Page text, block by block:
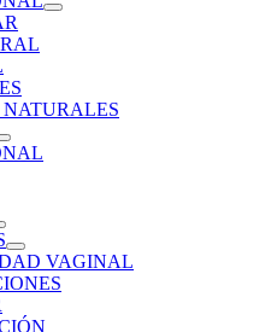
VAGINAL